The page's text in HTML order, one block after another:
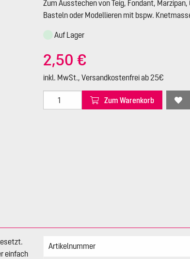
Zum Ausstechen von Teig, Fondant,
Basteln oder Modellieren mit bspw.
Auf Lager
2,50 €
inkl. MwSt., Versandkostenfrei ab 25€
Zum Warenkorb
einfach
Artikelnummer